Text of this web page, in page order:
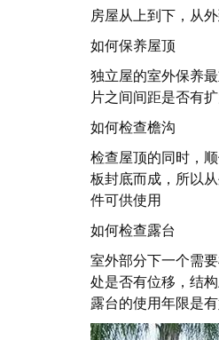
房屋从上到下，从
如何保养屋顶
独立屋的室外保养
片之间间距是否有
如何检查檐沟
检查屋顶的同时，
板封底而成，所以
件可供使用
如何检查露台
室外部分下一个需
处是否有位移，结
露台的使用年限是有